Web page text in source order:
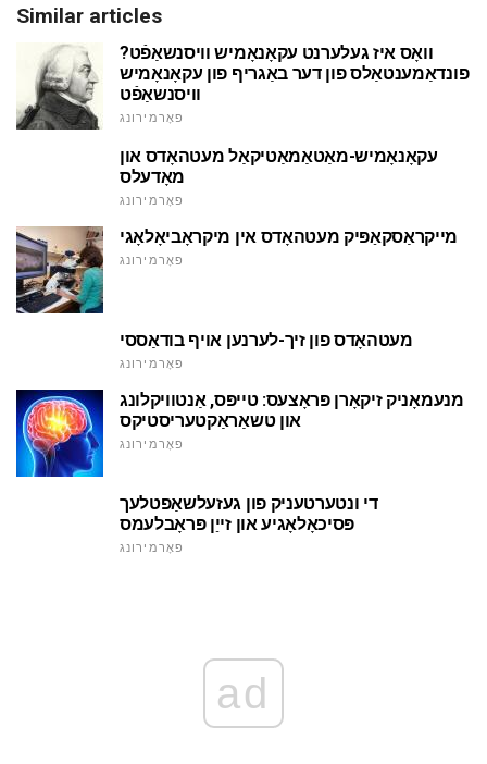
Similar articles
וואָס איז געלערנט עקאָנאָמיש וויסנשאַפֿט?
פונדאַמענטאַלס פון דער באַגריף פון עקאָנאָמיש
וויסנשאַפֿט
פאָרמירונג
עקאָנאָמיש-מאַטאַמאַטיקאַל מעטהאָדס און
מאָדעלס
פאָרמירונג
מייקראַסקאַפּיק מעטהאָדס אין מיקראָביאָלאָגי
פאָרמירונג
מעטהאָדס פון זיך-לערנען אויף בודאַססי
פאָרמירונג
מנעמאָניק זיקאָרן פּראָצעס: טייפּס, אַנטוויקלונג
און טשאַראַקטעריסטיקס
פאָרמירונג
די ונטערטעניק פון געזעלשאַפטלעך
פּסיכאָלאָגיע און זייַן פּראָבלעמס
פאָרמירונג
ad